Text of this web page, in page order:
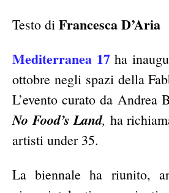
Testo di Francesca D’Aria
Mediterranea 17ha
ottobre negli spazi della
L’evento curato da Andrea
No Food’s Land, ha
artisti under 35.
La biennale ha riunito,